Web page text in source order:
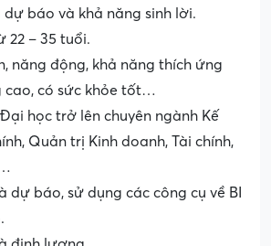
dự báo và khả năng sinh lời.
22 – 35 tuổi.
năng động, khả năng thích ứng
cao, có sức khỏe tốt…
học trở lên chuyên ngành Kế
Quản trị Kinh doanh, Tài chính,
dự báo, sử dụng các công cụ về BI